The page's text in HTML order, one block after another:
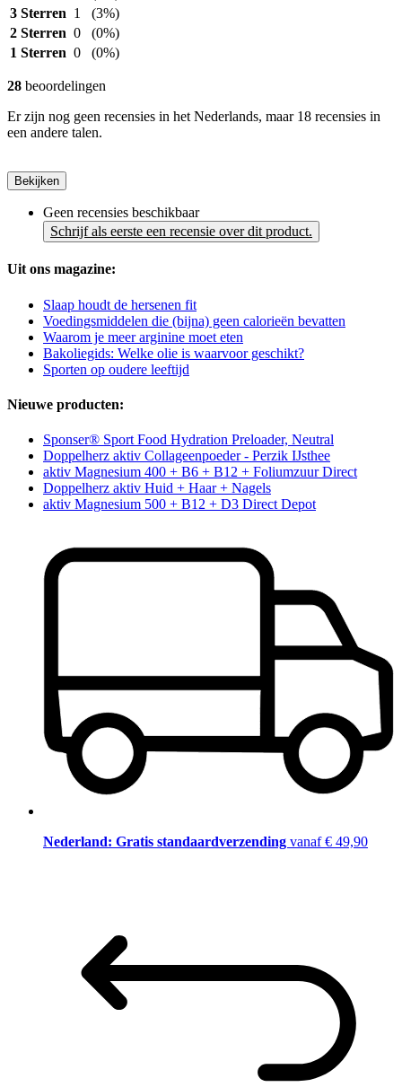
3 Sterren 1
(3%)
2 Sterren 0
(0%)
1 Sterren 0 (0%)
28 beoordelingen
Er zijn nog geen recensies in het Nederlands, maar 18 recensies in
een andere talen.
Bekijken
Geen recensies beschikbaar
Schrijf als eerste een recensie over dit product.
Uit ons magazine:
Slaap houdt de hersenen fit
Voedingsmiddelen die (bijna) geen calorieën bevatten
Waarom je meer arginine moet eten
Bakoliegids: Welke olie is waarvoor geschikt?
Sporten op oudere leeftijd
Nieuwe producten:
Sponser® Sport Food Hydration Preloader, Neutral
Doppelherz aktiv Collageenpoeder - Perzik IJsthee
aktiv Magnesium 400 + B6 + B12 + Foliumzuur Direct
Doppelherz aktiv Huid + Haar + Nagels
aktiv Magnesium 500 + B12 + D3 Direct Depot
Nederland: Gratis standaardverzending vanaf € 49,90